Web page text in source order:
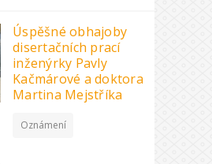
Úspěšné obhajoby
disertačních prací
inženýrky Pavly
Kačmárové a doktora
Martina Mejstříka
Oznámení